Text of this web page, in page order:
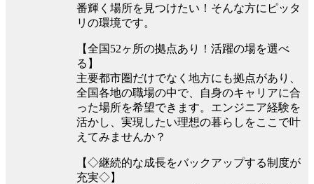
番輝く場所を見つけたい！そんな方にピッタ
リの環境です。
【全国52ヶ所の拠点あり！活躍の場を選べ
る】
主要都市圏だけでなく地方にも拠点があり、
全国各地の職場の中で、自身のキャリアに合
った場所を希望できます。エンジニア経験を
活かし、実現したい理想の暮らしをここで叶
えてみませんか？
【◇継続的な成長をバックアップする制度が
充実◇】